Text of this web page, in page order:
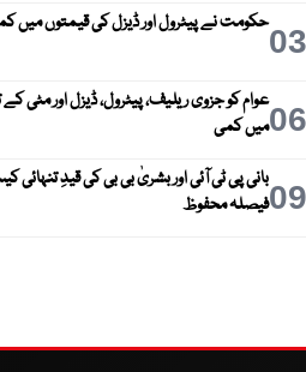
03حکومت نے پیٹرول اور ڈیزل کی قیمتوں میں
06عوام کو جزوی ریلیف، پیٹرول، ڈیزل اور مٹی
میں کمی
09بانی پی ٹی آئی اور بشریٰ بی بی کی قیدِ تنہائی
فیصلہ محفوظ